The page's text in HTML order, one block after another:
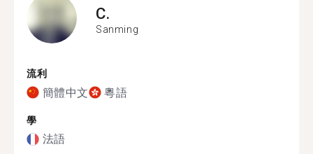
C.
Sanming
流利
簡體中文 粵語
學
法語